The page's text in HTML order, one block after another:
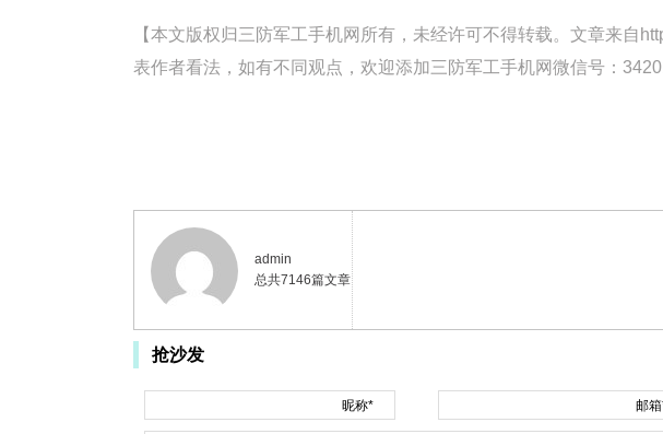
【本文版权归三防军工手机网所有，未经许可不得转载。文章来自
表作者看法，如有不同观点，欢迎添加三防军工手机网微信号：
admin
总共7146篇文章
抢沙发
昵称* 邮